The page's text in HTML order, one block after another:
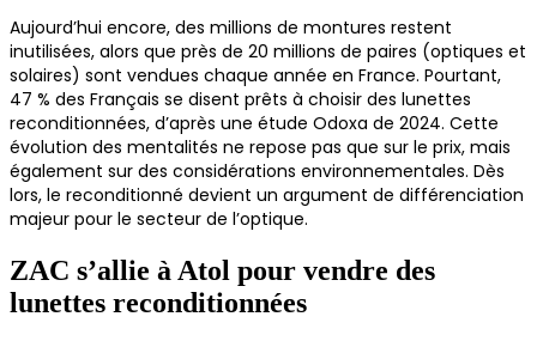
Aujourd’hui encore, des millions de montures restent
inutilisées, alors que près de 20 millions de paires (optiques et
solaires) sont vendues chaque année en France. Pourtant,
47 % des Français se disent prêts à choisir des lunettes
reconditionnées, d’après une étude Odoxa de 2024. Cette
évolution des mentalités ne repose pas que sur le prix, mais
également sur des considérations environnementales. Dès
lors, le reconditionné devient un argument de différenciation
majeur pour le secteur de l’optique.
ZAC s’allie à Atol pour vendre des
lunettes reconditionnées